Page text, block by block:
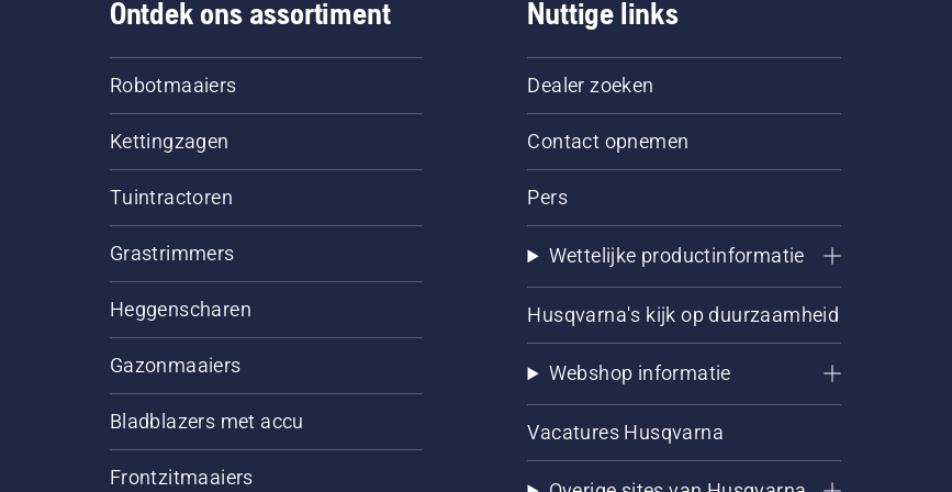
Ontdek ons assortiment
Robotmaaiers
Kettingzagen
Tuintractoren
Grastrimmers
Heggenscharen
Gazonmaaiers
Bladblazers met accu
Frontzitmaaiers
Nuttige links
Dealer zoeken
Contact opnemen
Pers
Wettelijke productinformatie
Husqvarna's kijk op duurzaamheid
Webshop informatie
Vacatures Husqvarna